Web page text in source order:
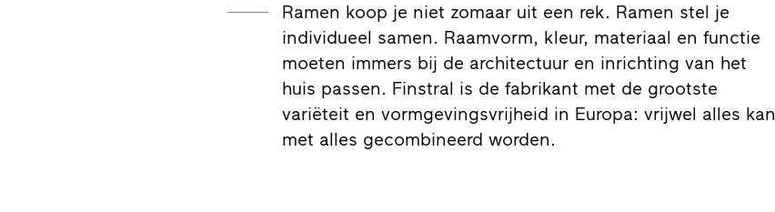
Ramen koop je niet zomaar uit een rek. Ramen stel je
individueel samen. Raamvorm, kleur, materiaal en functie
moeten immers bij de architectuur en inrichting van het
huis passen. Finstral is de fabrikant met de grootste
variëteit en vormgevingsvrijheid in Europa: vrijwel alles kan
met alles gecombineerd worden.